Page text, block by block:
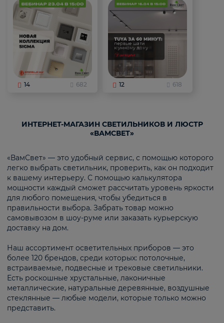
14 682 12 618
ИНТЕРНЕТ-МАГАЗИН СВЕТИЛЬНИКОВ И ЛЮСТР
«ВАМСВЕТ»
«ВамСвет» — это удобный сервис, с помощью которого
легко выбрать светильник, проверить, как он подходит
к вашему интерьеру. С помощью калькулятора
мощности каждый сможет рассчитать уровень яркости
для любого помещения, чтобы убедиться в
правильности выбора. Забрать товар можно
самовывозом в шоу-руме или заказать курьерскую
доставку на дом.
Наш ассортимент осветительных приборов — это
более 120 брендов, среди которых: потолочные,
встраиваемые, подвесные и трековые светильники.
Есть роскошные хрустальные, лаконичные
металлические, натуральные деревянные, воздушные
стеклянные — любые модели, которые только можно
представить.